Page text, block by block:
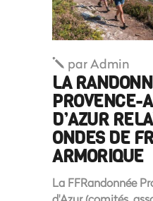
parAdmin
LA
PROVENCE-
D’AZUR
ONDES DE
ARMORIQUE
La FFRandonnée